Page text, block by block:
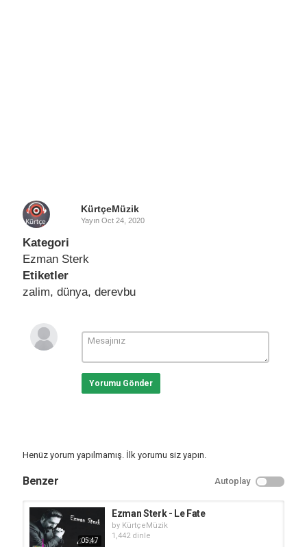
KürtçeMüzik
Yayın Oct 24, 2020
Kategori
Ezman Sterk
Etiketler
zalim, dünya, derevbu
Yorumu Gönder
Henüz yorum yapılmamış. İlk yorumu siz yapın.
Benzer Autoplay
05:47
Ezman Sterk - Le Fate
by KürtçeMüzik
1,442 dinle